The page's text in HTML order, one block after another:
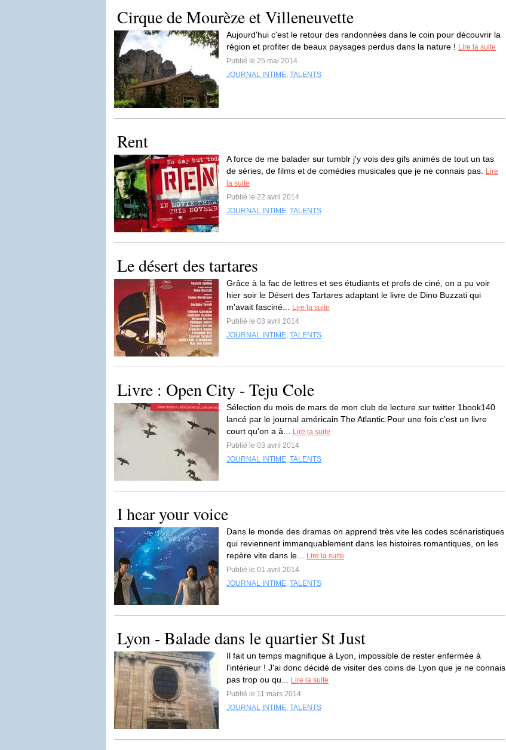
Cirque de Mourèze et Villeneuvette
Aujourd'hui c'est le retour des randonnées dans le coin pour découvrir la
région et profiter de beaux paysages perdus dans la nature ! Lire la suite
Publié le 25 mai 2014
JOURNAL INTIME, TALENTS
Rent
A force de me balader sur tumblr j'y vois des gifs animés de tout un tas
de séries, de films et de comédies musicales que je ne connais pas.
Lire
la suite
Publié le 22 avril 2014
JOURNAL INTIME, TALENTS
Le désert des tartares
Grâce à la fac de lettres et ses étudiants et profs de ciné, on a pu voir
hier soir le Désert des Tartares adaptant le livre de Dino Buzzati qui
m'avait fasciné...
Lire la suite
Publié le 03 avril 2014
JOURNAL INTIME, TALENTS
Livre : Open City - Teju Cole
Sélection du mois de mars de mon club de lecture sur twitter 1book140
lancé par le journal américain The Atlantic.Pour une fois c'est un livre
court qu'on a à...
Lire la suite
Publié le 03 avril 2014
JOURNAL INTIME, TALENTS
I hear your voice
Dans le monde des dramas on apprend très vite les codes scénaristiques
qui reviennent immanquablement dans les histoires romantiques, on les
repère vite dans le...
Lire la suite
Publié le 01 avril 2014
JOURNAL INTIME, TALENTS
Lyon - Balade dans le quartier St Just
Il fait un temps magnifique à Lyon, impossible de rester enfermée à
l'intérieur ! J'ai donc décidé de visiter des coins de Lyon que je ne connais
pas trop ou qu...
Lire la suite
Publié le 11 mars 2014
JOURNAL INTIME, TALENTS